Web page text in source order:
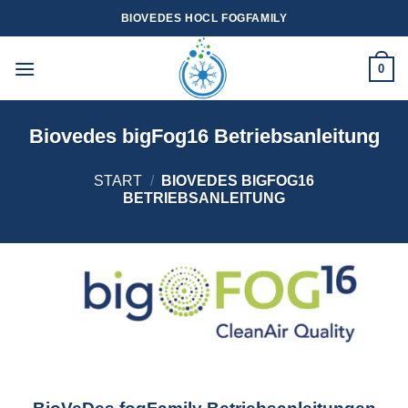
Inhalt
BIOVEDES HOCL FOGFAMILY
0
Biovedes bigFog16 Betriebsanleitung
START /
BIOVEDES BIGFOG16
BETRIEBSANLEITUNG